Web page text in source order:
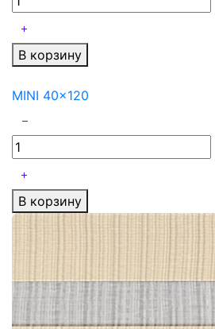
В корзину
MINI 40x120
В корзину